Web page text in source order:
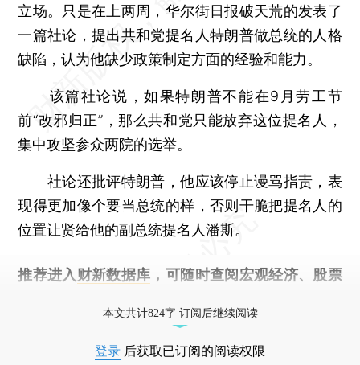
立场。只是在上两周，华尔街日报破天荒的发表了
一篇社论，提出共和党提名人特朗普做总统的人格
缺陷，认为他缺少政策制定方面的经验和能力。
该篇社论说，如果特朗普不能在9月劳工节
前“改邪归正”，那么共和党只能放弃这位提名人，
集中攻坚参众两院的选举。
社论还批评特朗普，他应该停止谩骂指责，表
现得更加像个要当总统的样，否则干脆把提名人的
位置让贤给他的副总统提名人潘斯。
推荐进入 财新数据库 ，可随时查阅宏观经济、股票
本文共计824字 订阅后继续阅读
登录 后获取已订阅的阅读权限